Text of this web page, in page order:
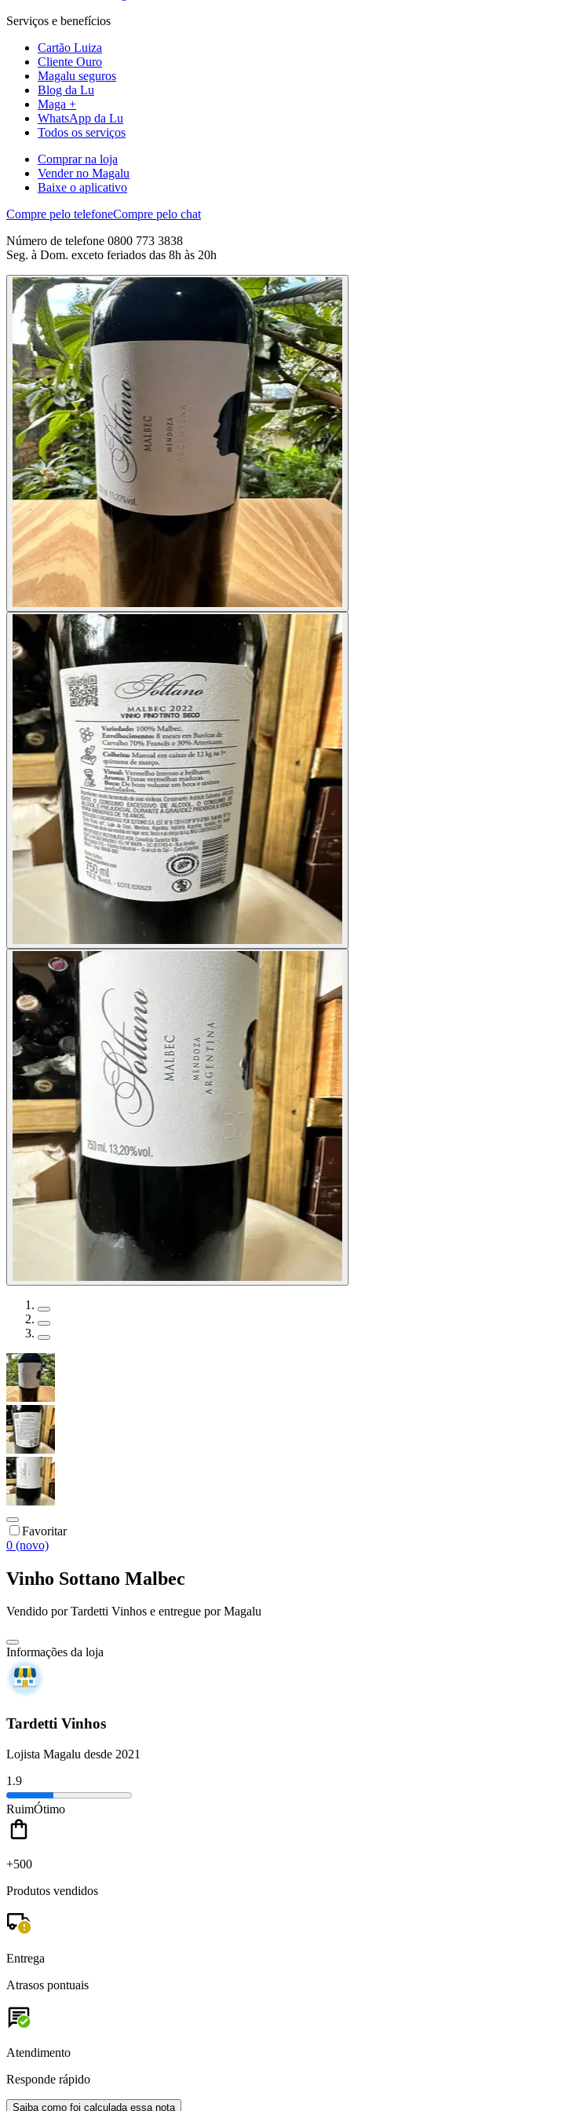
Serviços e benefícios
Cartão Luiza
Cliente Ouro
Magalu seguros
Blog da Lu
Maga +
WhatsApp da Lu
Todos os serviços
Comprar na loja
Vender no Magalu
Baixe o aplicativo
Compre pelo telefoneCompre pelo chat
Número de telefone 0800 773 3838
Seg. à Dom. exceto feriados das 8h às 20h
Favoritar
0 (novo)
Vinho Sottano Malbec
Vendido porTardetti Vinhos e entregue por Magalu
Informações da loja
Tardetti Vinhos
Lojista Magalu desde 2021
1.9
RuimÓtimo
+500
Produtos vendidos
Entrega
Atrasos pontuais
Atendimento
Responde rápido
Saiba como foi calculada essa nota